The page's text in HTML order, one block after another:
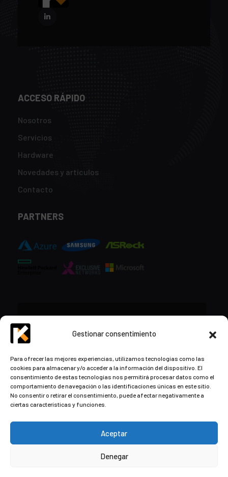
Gestionar consentimiento
Para ofrecer las mejores experiencias, utilizamos tecnologías como las
cookies para almacenar y/o acceder a la información del dispositivo. El
consentimiento de estas tecnologías nos permitirá procesar datos como el
comportamiento de navegación o las identificaciones únicas en este sitio.
No consentir o retirar el consentimiento, puede afectar negativamente a
ciertas características y funciones.
Aceptar
Denegar
ACCESO RÁPIDO
Nosotros
Servicios
Hardware
Novedades y artículos
Contacto
PARTNERS
contacto@kds.cloud
www.kds.cloud
Plaza Libertad 8Entreplanta, Oficina
3,31004 Pamplona,
by Kaizen Development Solutions ·